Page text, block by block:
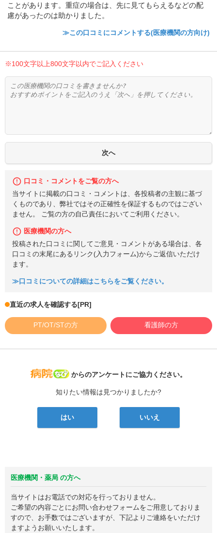
ことがあります。重症の場合は、先に見てもらえるなどの配
慮があったのは助かりました。
≫この口コミにコメントする(医療機関の方向け)
※100文字以上800文字以内でご記入ください
口コミ・コメントをご覧の方へ
当サイトに掲載の口コミ・コメントは、各投稿者の主観に基づ
くものであり、弊社ではその正確性を保証するものではござい
ません。 ご覧の方の自己責任においてご利用ください。
医療機関の方へ
投稿された口コミに関してご意見・コメントがある場合は、各
口コミの末尾にあるリンク(入力フォーム)からご返信いただけ
ます。
≫口コミについての詳細はこちらをご覧ください。
直近の求人を確認する[PR]
PT/OT/STの方 看護師の方
病院なび
からのアンケートにご協力ください。
知りたい情報は見つかりましたか?
はい いいえ
医療機関・薬局 の方へ
当サイトはお電話での対応を行っておりません。
ご希望の内容ごとにお問い合わせフォームをご用意しておりま
すので、お手数ではございますが、下記よりご連絡をいただけ
ますようお願いいたします。